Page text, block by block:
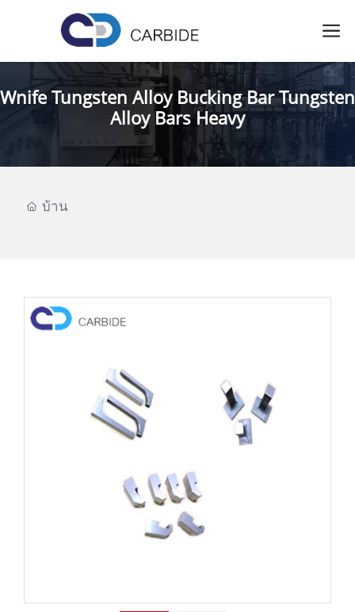
Wnife Tungsten Alloy Bucking Bar Tungsten
Alloy Bars Heavy
บ้าน